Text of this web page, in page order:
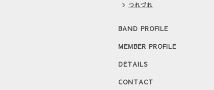
つれづれ
BAND PROFILE
MEMBER PROFILE
DETAILS
CONTACT